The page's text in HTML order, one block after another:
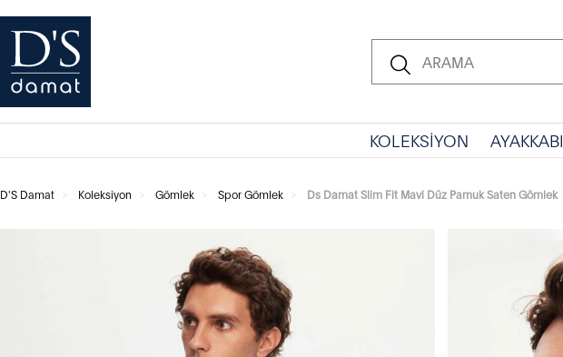
KOLEKSİYON AYAKKABI
D'S Damat Koleksiyon Gömlek Spor Gömlek Ds Damat Slim Fit Mavi Düz Pamuk Saten Gömlek